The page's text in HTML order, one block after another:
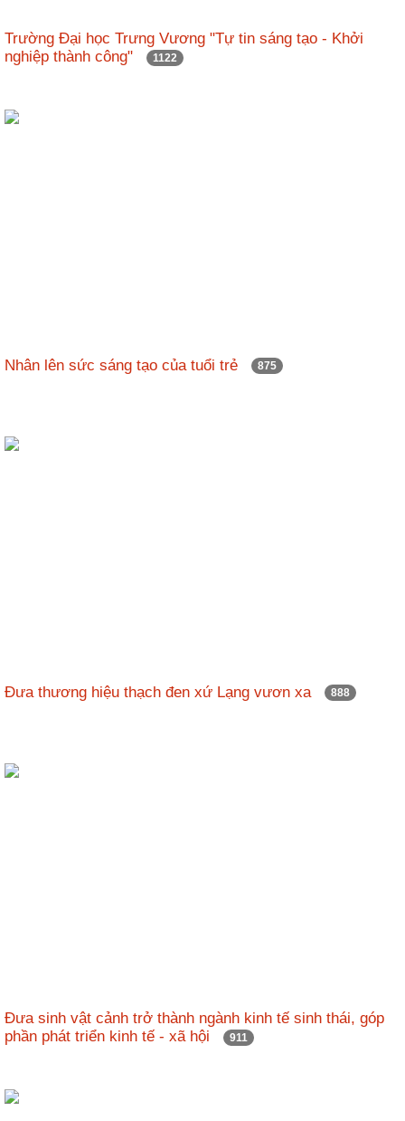
Trường Đại học Trưng Vương "Tự tin sáng tạo - Khởi
nghiệp thành công"
1122
Nhân lên sức sáng tạo của tuổi trẻ 875
Đưa thương hiệu thạch đen xứ Lạng vươn xa 888
Đưa sinh vật cảnh trở thành ngành kinh tế sinh thái, góp
phần phát triển kinh tế - xã hội
911